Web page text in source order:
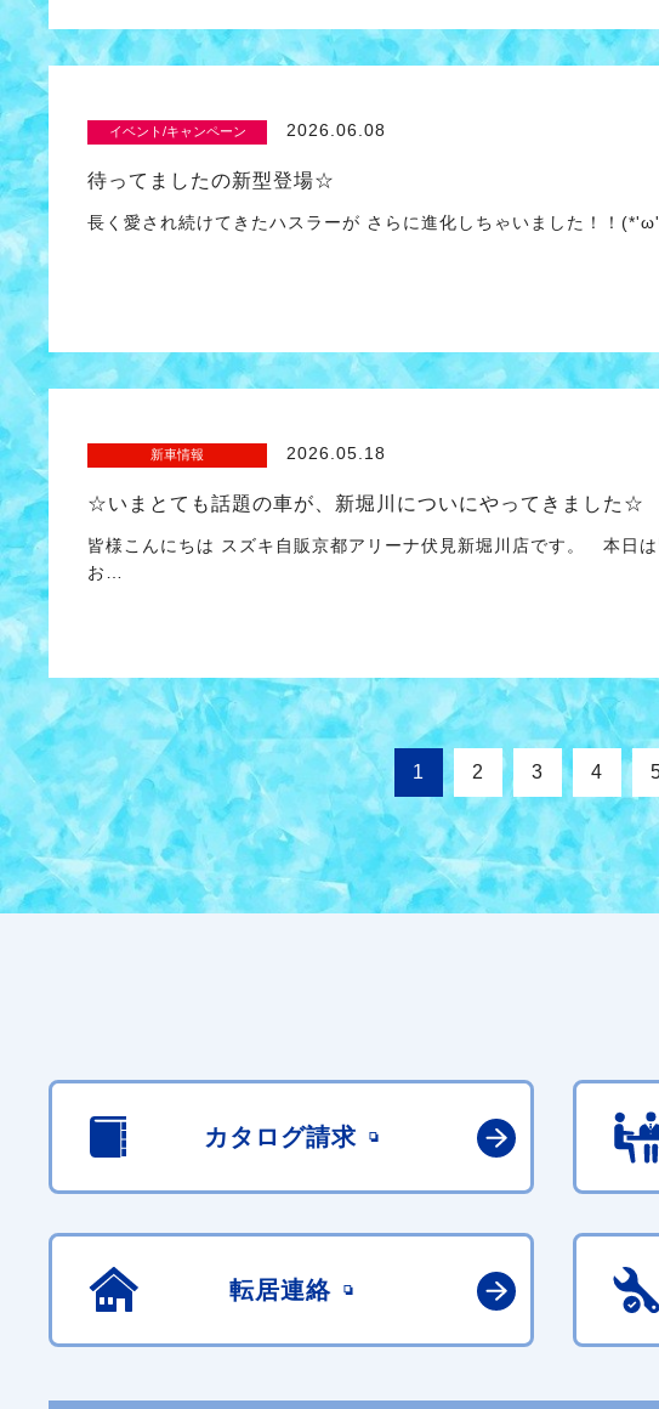
イベント/キャンペーン 2026.06.08
待ってましたの新型登場☆
長く愛され続けてきたハスラーが さらに進化しちゃいました！！
新車情報 2026.05.18
☆いまとても話題の車が、新堀川についにやってきました☆
皆様こんにちは スズキ自販京都アリーナ伏見新堀川店です。 本日
お…
1 2 3 4
カタログ請求
転居連絡